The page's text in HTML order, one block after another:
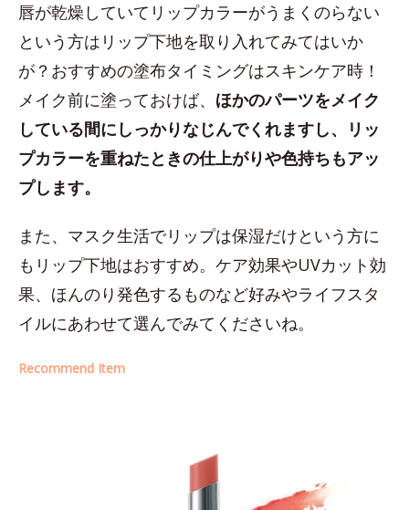
唇が乾燥していてリップカラーがうまくのらない
という方はリップ下地を取り入れてみてはいか
が？おすすめの塗布タイミングはスキンケア時！
メイク前に塗っておけば、 ほかのパーツをメイク
している間にしっかりなじんでくれますし、リッ
プカラーを重ねたときの仕上がりや色持ちもアッ
プします。
また、マスク生活でリップは保湿だけという方に
もリップ下地はおすすめ。ケア効果やUVカット効
果、ほんのり発色するものなど好みやライフスタ
イルにあわせて選んでみてくださいね。
Recommend Item